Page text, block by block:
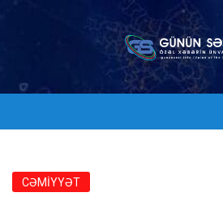
CƏMİYYƏT